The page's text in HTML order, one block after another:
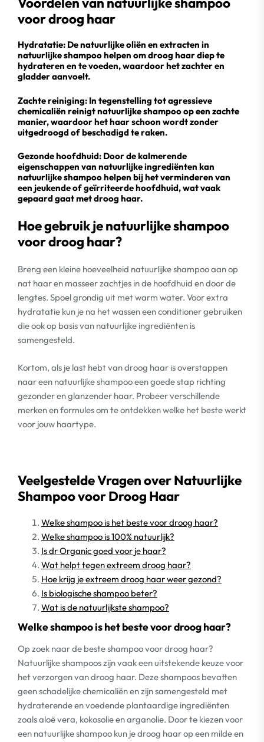
voor droog haar
Hydratatie: De natuurlijke oliën en extracten in
natuurlijke shampoo helpen om droog haar diep te
hydrateren en te voeden, waardoor het zachter en
gladder aanvoelt.
Zachte reiniging: In tegenstelling tot agressieve
chemicaliën reinigt natuurlijke shampoo op een zachte
manier, waardoor het haar schoon wordt zonder
uitgedroogd of beschadigd te raken.
Gezonde hoofdhuid: Door de kalmerende
eigenschappen van natuurlijke ingrediënten kan
natuurlijke shampoo helpen bij het verminderen van
een jeukende of geïrriteerde hoofdhuid, wat vaak
gepaard gaat met droog haar.
Hoe gebruik je natuurlijke shampoo
voor droog haar?
Breng een kleine hoeveelheid natuurlijke shampoo aan op
nat haar en masseer zachtjes in de hoofdhuid en door de
lengtes. Spoel grondig uit met warm water. Voor extra
hydratatie kun je na het wassen een conditioner gebruiken
die ook op basis van natuurlijke ingrediënten is
samengesteld.
Kortom, als je last hebt van droog haar is overstappen
naar een natuurlijke shampoo een goede stap richting
gezonder en glanzender haar. Probeer verschillende
merken en formules om te ontdekken welke het beste werkt
voor jouw haartype.
Veelgestelde Vragen over Natuurlijke
Shampoo voor Droog Haar
Welke shampoo is het beste voor droog haar?
Welke shampoo is 100% natuurlijk?
Is dr Organic goed voor je haar?
Wat helpt tegen extreem droog haar?
Hoe krijg je extreem droog haar weer gezond?
Is biologische shampoo beter?
Wat is de natuurlijkste shampoo?
Welke shampoo is het beste voor droog haar?
Op zoek naar de beste shampoo voor droog haar?
Natuurlijke shampoos zijn vaak een uitstekende keuze voor
het verzorgen van droog haar. Deze shampoos bevatten
geen schadelijke chemicaliën en zijn samengesteld met
hydraterende en voedende plantaardige ingrediënten
zoals aloë vera, kokosolie en arganolie. Door te kiezen voor
een natuurlijke shampoo kun je droog haar op een milde en